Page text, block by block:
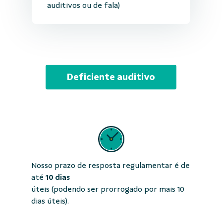
auditivos ou de fala)
Deficiente auditivo
Nosso prazo de resposta regulamentar é de
até 10 dias
úteis (podendo ser prorrogado por mais 10
dias úteis).